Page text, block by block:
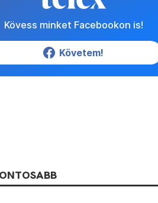
Kövess minket Facebookon is!
Követem!